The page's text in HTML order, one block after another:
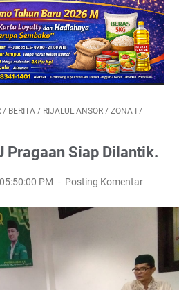
/ BERITA / RIJALUL ANSOR / ZONA I /
Pragaan Siap Dilantik.
PM Posting Komentar